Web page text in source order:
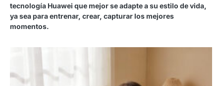
tecnología Huawei que mejor se adapte a su estilo de vida,
ya sea para entrenar, crear, capturar los mejores
momentos.